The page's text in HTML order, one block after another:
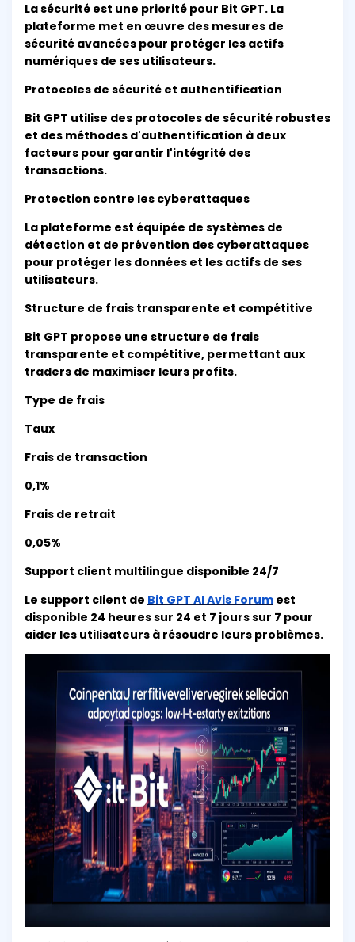
La sécurité est une priorité pour Bit GPT. La
plateforme met en œuvre des mesures de
sécurité avancées pour protéger les actifs
numériques de ses utilisateurs.
Protocoles de sécurité et authentification
Bit GPT utilise des protocoles de sécurité robustes
et des méthodes d'authentification à deux
facteurs pour garantir l'intégrité des
transactions.
Protection contre les cyberattaques
La plateforme est équipée de systèmes de
détection et de prévention des cyberattaques
pour protéger les données et les actifs de ses
utilisateurs.
Structure de frais transparente et compétitive
Bit GPT propose une structure de frais
transparente et compétitive, permettant aux
traders de maximiser leurs profits.
Type de frais
Taux
Frais de transaction
0,1%
Frais de retrait
0,05%
Support client multilingue disponible 24/7
Le support client de Bit GPT AI Avis Forum est
disponible 24 heures sur 24 et 7 jours sur 7 pour
aider les utilisateurs à résoudre leurs problèmes.